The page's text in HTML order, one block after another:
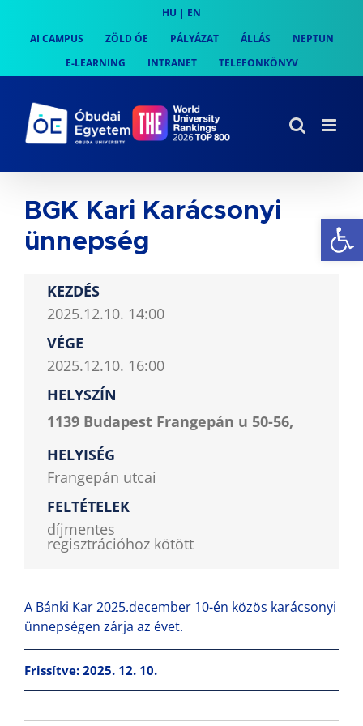
content
HU | EN
AI CAMPUS
ZÖLD ÓE PÁLYÁZAT ÁLLÁS
NEPTUN
E-LEARNING
INTRANET TELEFONKÖNYV
BGK Kari Karácsonyi
ünnepség
KEZDÉS
2025.12.10. 14:00
VÉGE
2025.12.10. 16:00
HELYSZÍN
1139 Budapest Frangepán u 50-56,
HELYISÉG
Frangepán utcai
FELTÉTELEK
díjmentes
regisztrációhoz kötött
A Bánki Kar 2025.december 10-én közös karácsonyi
ünnepségen zárja az évet.
Frissítve: 2025. 12. 10.